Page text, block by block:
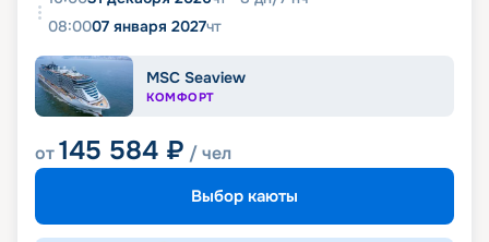
08:0007 января 2027чт
MSC Seaview
КОМФОРТ
от145 584 ₽ / чел
Выбор каюты